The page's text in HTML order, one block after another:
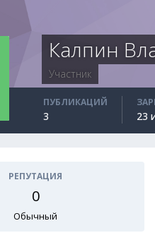
Калпин
Участник
ПУБЛИКАЦИЙ
3 23
РЕПУТАЦИЯ
0
Обычный